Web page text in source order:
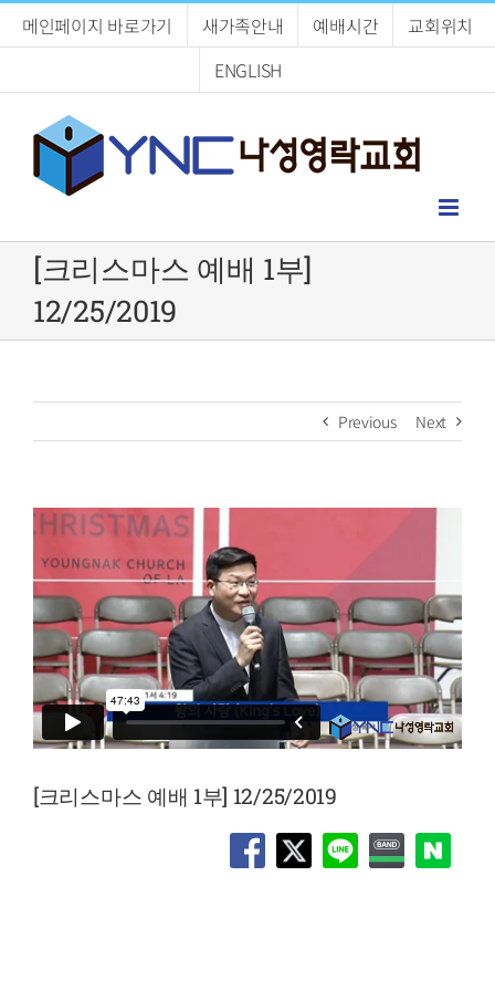
메인페이지 바로가기 새가족안내 예배시간
교회위치
ENGLISH
[크리스마스 예배 1부]
12/25/2019
Previous Next
[크리스마스 예배 1부] 12/25/2019